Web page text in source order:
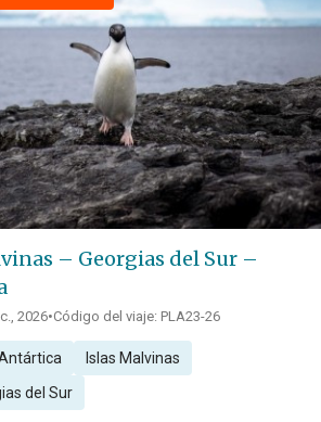
– Georgias del Sur –
2026•Código del viaje: PLA23-26
Islas Malvinas
del Sur